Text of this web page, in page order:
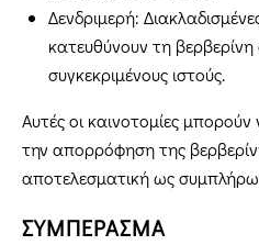
Δενδριμερή:
κατευθύνουν τη βερβερίνη
συγκεκριμένους ιστούς.
Αυτές οι καινοτομίες
την απορρόφηση της
αποτελεσματική ως
ΣΥΜΠΕΡΑΣΜΑ